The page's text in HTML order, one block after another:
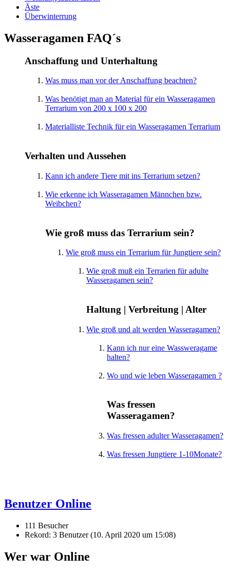
Äste
Überwinterrung
Wasseragamen FAQ´s
Anschaffung und Unterhaltung
Was muss man vor der Anschaffung beachten?
Was benötigt man an Material für ein Wasseragamen
Terrarium von 200 x 100 x 200
Materialliste Technik für ein Wasseragamen Terrarium
Verhalten und Aussehen
Kann ich andere Tiere mit ins Terrarium setzen?
Wie erkenne ich Wasseragamen Männchen bzw.
Weibchen?
Wie groß muss das Terrarium sein?
Wie groß muss ein Terrarium für Jungtiere sein?
Wie groß muß ein Terrarien für adulte
Wasseragamen sein?
Haltung | Verbreitung | Alter
Wie groß und alt werden Wasseragamen?
Kann ich nur eine Wassweragame
halten?
Wo und wie leben Wasseragamen ?
Was fressen
Wasseragamen?
Was fressen adulter Wasseragamen?
Was fressen Jungtiere 1-10Monate?
Benutzer Online
111 Besucher
Rekord: 3 Benutzer (10. April 2020 um 15:08)
Wer war Online